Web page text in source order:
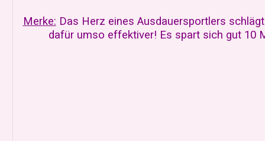
Merke: Das Herz eines Ausdauersportlers
dafür umso effektiver! Es spart sich gut 10